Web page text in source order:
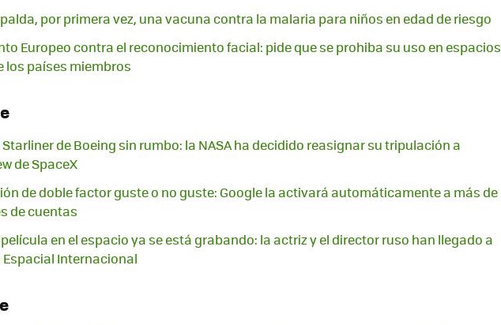
por primera vez, una vacuna contra la malaria para niños en edad de riesgo
Europeo contra el reconocimiento facial: pide que se prohiba su uso en espacios
los países miembros
de Boeing sin rumbo: la NASA ha decidido reasignar su tripulación a
de SpaceX
de doble factor guste o no guste: Google la activará automáticamente a más de
de cuentas
en el espacio ya se está grabando: la actriz y el director ruso han llegado a
Espacial Internacional